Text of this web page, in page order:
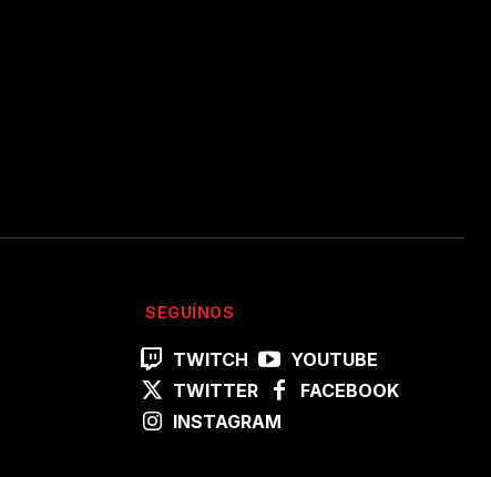
SEGUÍNOS
TWITCH
YOUTUBE
TWITTER
FACEBOOK
INSTAGRAM